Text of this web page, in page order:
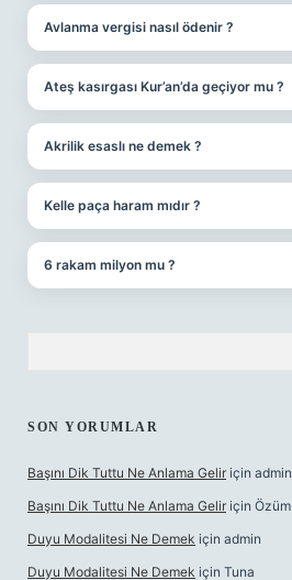
Avlanma vergisi nasıl ödenir ?
Ateş kasırgası Kur’an’da geçiyor mu ?
Akrilik esaslı ne demek ?
Kelle paça haram mıdır ?
6 rakam milyon mu ?
SON YORUMLAR
Başını Dik Tuttu Ne Anlama Gelir için admin
Başını Dik Tuttu Ne Anlama Gelir için Özüm
Duyu Modalitesi Ne Demek için admin
Duyu Modalitesi Ne Demek için Tuna